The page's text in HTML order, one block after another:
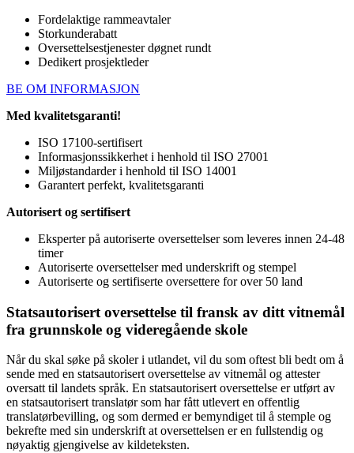
Fordelaktige rammeavtaler
Storkunderabatt
Oversettelsestjenester døgnet rundt
Dedikert prosjektleder
BE OM INFORMASJON
Med kvalitetsgaranti!
ISO 17100-sertifisert
Informasjonssikkerhet i henhold til ISO 27001
Miljøstandarder i henhold til ISO 14001
Garantert perfekt, kvalitetsgaranti
Autorisert og sertifisert
Eksperter på autoriserte oversettelser som leveres innen 24-48
timer
Autoriserte oversettelser med underskrift og stempel
Autoriserte og sertifiserte oversettere for over 50 land
Statsautorisert oversettelse til fransk av ditt vitnemål
fra grunnskole og videregående skole
Når du skal søke på skoler i utlandet, vil du som oftest bli bedt om å
sende med en statsautorisert oversettelse av vitnemål og attester
oversatt til landets språk. En statsautorisert oversettelse er utført av
en statsautorisert translatør som har fått utlevert en offentlig
translatørbevilling, og som dermed er bemyndiget til å stemple og
bekrefte med sin underskrift at oversettelsen er en fullstendig og
nøyaktig gjengivelse av kildeteksten.